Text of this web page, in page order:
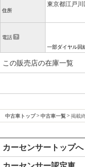
住所
東京都江戸川
電話
一部ダイヤル回
この販売店の在庫一覧
中古車トップ 中古車一覧 掲載
カーセンサートップへ